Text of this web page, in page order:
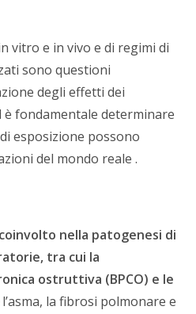
vitro e in vivo e di regimi di
sono questioni
degli effetti dei
fondamentale determinare
esposizione possono
del mondo reale .
nella patogenesi di
tra cui la
ostruttiva (BPCO) e le
la fibrosi polmonare e